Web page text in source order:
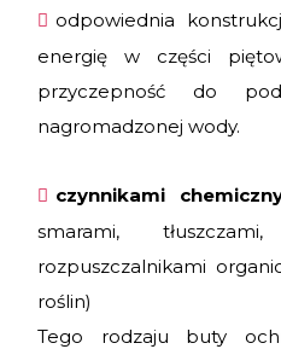
odpowiednia
energię w części
przyczepność do
nagromadzonej wody.
czynnikami
smarami,
rozpuszczalnikami
roślin)
Tego rodzaju buty